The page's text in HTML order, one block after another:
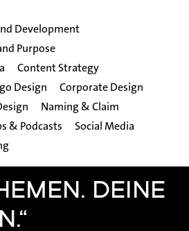
Development
Purpose
Content Strategy
Design
Corporate Design
Naming & Claim
& Podcasts
Social Media
DEINE